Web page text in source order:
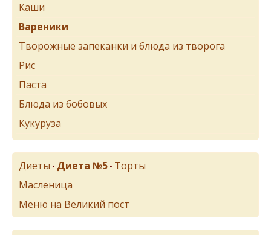
Каши
Вареники
Творожные запеканки и блюда из творога
Рис
Паста
Блюда из бобовых
Кукуруза
Диеты • Диета №5 • Торты
Масленица
Меню на Великий пост